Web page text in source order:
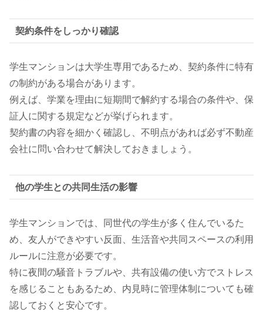
契約条件をしっかり確認
学生マンションは大学生専用であるため、契約条件に特有
の制約がある場合があります。
例えば、学業を理由に短期間で解約する場合の条件や、保
証人に関する規定などが挙げられます。
契約書の内容を細かく確認し、不明点があれば必ず不動産
会社に問い合わせて解決しておきましょう。
他の学生との共同生活の影響
学生マンションでは、同世代の学生が多く住んでいるた
め、友人ができやすい反面、生活音や共同スペースの利用
ルールに注意が必要です。
特に夜間の騒音トラブルや、共有設備の使い方でストレス
を感じることもあるため、内見時に管理体制についても確
認しておくと安心です。